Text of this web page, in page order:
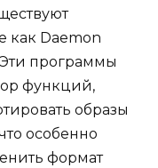
как Daemon
программы
функций,
образы
особенно
формат